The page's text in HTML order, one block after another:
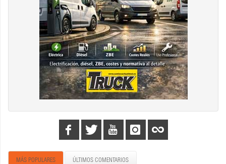
MÁS POPULARES ÚLTIMOS COMENTARIOS